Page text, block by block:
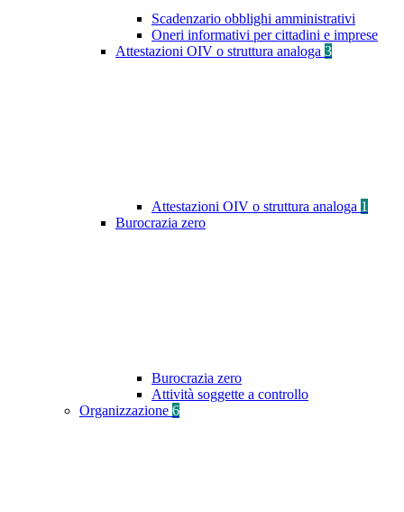
Scadenzario obblighi amministrativi
Oneri informativi per cittadini e imprese
Attestazioni OIV o struttura analoga 3
Attestazioni OIV o struttura analoga 1
Burocrazia zero
Burocrazia zero
Attività soggette a controllo
Organizzazione 6